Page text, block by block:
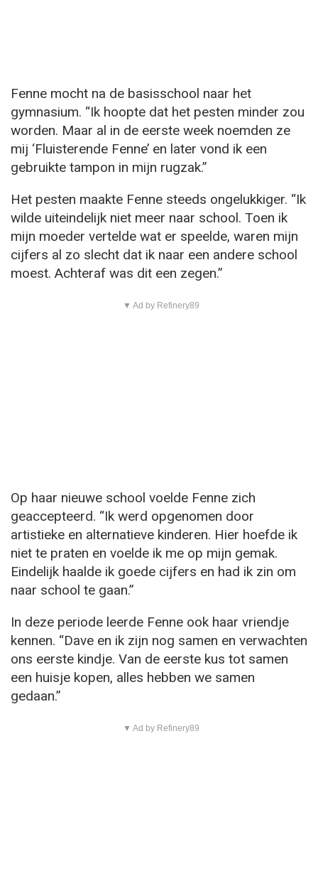
Fenne mocht na de basisschool naar het
gymnasium. “Ik hoopte dat het pesten minder zou
worden. Maar al in de eerste week noemden ze
mij ‘Fluisterende Fenne’ en later vond ik een
gebruikte tampon in mijn rugzak.”
Het pesten maakte Fenne steeds ongelukkiger. “Ik
wilde uiteindelijk niet meer naar school. Toen ik
mijn moeder vertelde wat er speelde, waren mijn
cijfers al zo slecht dat ik naar een andere school
moest. Achteraf was dit een zegen.”
▼ Ad by Refinery89
Op haar nieuwe school voelde Fenne zich
geaccepteerd. “Ik werd opgenomen door
artistieke en alternatieve kinderen. Hier hoefde ik
niet te praten en voelde ik me op mijn gemak.
Eindelijk haalde ik goede cijfers en had ik zin om
naar school te gaan.”
In deze periode leerde Fenne ook haar vriendje
kennen. “Dave en ik zijn nog samen en verwachten
ons eerste kindje. Van de eerste kus tot samen
een huisje kopen, alles hebben we samen
gedaan.”
▼ Ad by Refinery89